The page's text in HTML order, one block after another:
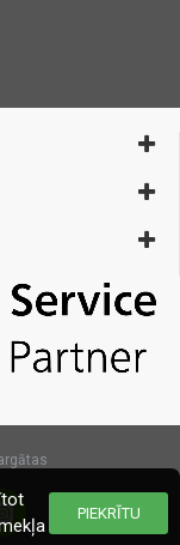
PIEKRĪTU